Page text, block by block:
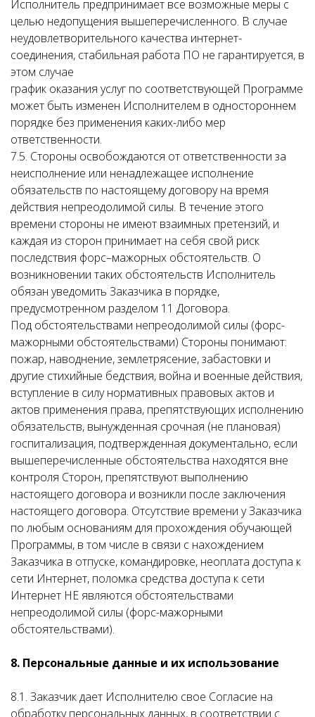
Исполнитель предпринимает все возможные меры с
целью недопущения вышеперечисленного. В случае
неудовлетворительного качества интернет-
соединения, стабильная работа ПО не гарантируется, в
этом случае
график оказания услуг по соответствующей Программе
может быть изменен Исполнителем в одностороннем
порядке без применения каких-либо мер
ответственности.
7.5. Стороны освобождаются от ответственности за
неисполнение или ненадлежащее исполнение
обязательств по настоящему договору на время
действия непреодолимой силы. В течение этого
времени стороны не имеют взаимных претензий, и
каждая из сторон принимает на себя свой риск
последствия форс–мажорных обстоятельств. О
возникновении таких обстоятельств Исполнитель
обязан уведомить Заказчика в порядке,
предусмотренном разделом 11 Договора.
Под обстоятельствами непреодолимой силы (форс-
мажорными обстоятельствами) Стороны понимают:
пожар, наводнение, землетрясение, забастовки и
другие стихийные бедствия, война и военные действия,
вступление в силу нормативных правовых актов и
актов применения права, препятствующих исполнению
обязательств, вынужденная срочная (не плановая)
госпитализация, подтвержденная документально, если
вышеперечисленные обстоятельства находятся вне
контроля Сторон, препятствуют выполнению
настоящего договора и возникли после заключения
настоящего договора. Отсутствие времени у Заказчика
по любым основаниям для прохождения обучающей
Программы, в том числе в связи с нахождением
Заказчика в отпуске, командировке, неоплата доступа к
сети Интернет, поломка средства доступа к сети
Интернет НЕ являются обстоятельствами
непреодолимой силы (форс-мажорными
обстоятельствами).
8. Персональные данные и их использование
8.1. Заказчик дает Исполнителю свое Согласие на
обработку персональных данных, в соответствии с